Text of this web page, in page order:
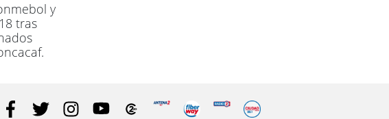
y
tras